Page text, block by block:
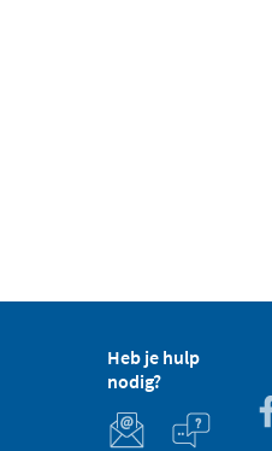
Heb je hulp
nodig?